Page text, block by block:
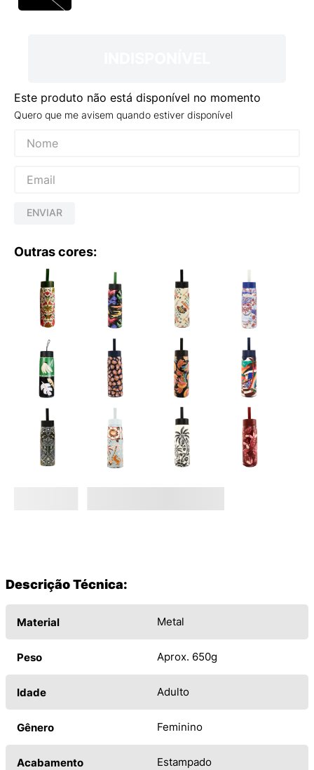
Este produto não está disponível no momento
Quero que me avisem quando estiver disponível
ENVIAR
Outras cores:
Descrição Técnica:
Material Metal
Peso Aprox. 650g
Idade Adulto
Gênero Feminino
Acabamento Estampado
NEW 530